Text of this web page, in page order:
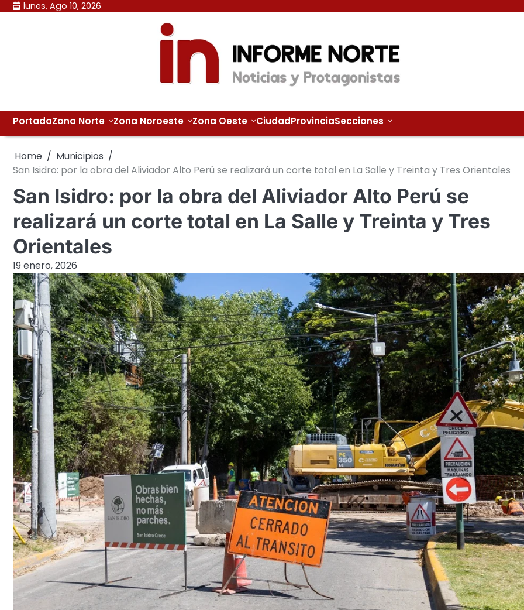
Skip lunes, Ago 10, 2026
PortadaZona Norte Zona Noroeste Zona Oeste CiudadProvinciaSecciones
Home
Municipios
San Isidro: por la obra del Aliviador Alto Perú se realizará un corte total en La Salle y Treinta y Tres Orientales
San Isidro: por la obra del Aliviador Alto Perú se
realizará un corte total en La Salle y Treinta y Tres
Orientales
19 enero, 2026